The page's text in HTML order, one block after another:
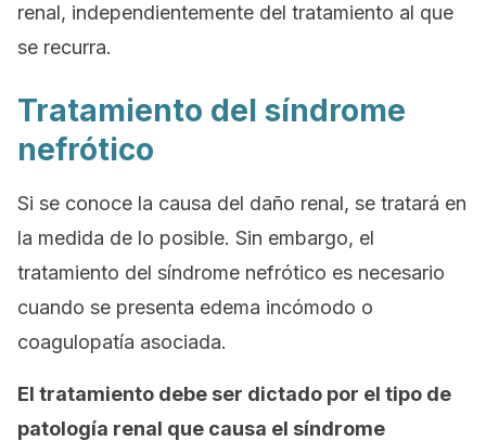
renal, independientemente del tratamiento al que
se recurra.
Tratamiento del síndrome
nefrótico
Si se conoce la causa del daño renal, se tratará en
la medida de lo posible. Sin embargo, el
tratamiento del síndrome nefrótico es necesario
cuando se presenta edema incómodo o
coagulopatía asociada.
El tratamiento debe ser dictado por el tipo de
patología renal que causa el síndrome